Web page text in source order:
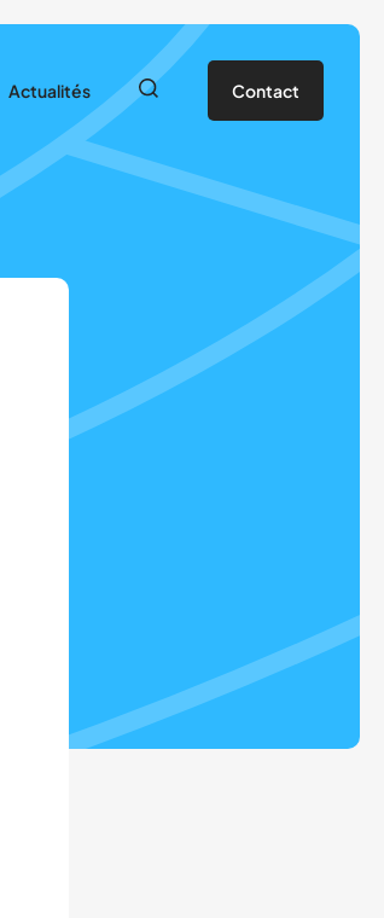
Actualités
Dossier de rentrée
Actualités – USEP 80
Contact